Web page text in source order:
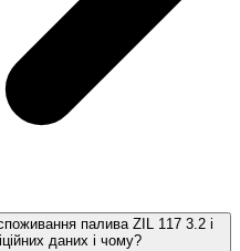
палива ZIL 117 3.2 i
даних і чому?